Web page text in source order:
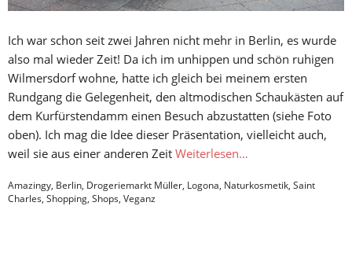
Ich war schon seit zwei Jahren nicht mehr in Berlin, es wurde
also mal wieder Zeit! Da ich im unhippen und schön ruhigen
Wilmersdorf wohne, hatte ich gleich bei meinem ersten
Rundgang die Gelegenheit, den altmodischen Schaukästen auf
dem Kurfürstendamm einen Besuch abzustatten (siehe Foto
oben). Ich mag die Idee dieser Präsentation, vielleicht auch,
weil sie aus einer anderen Zeit Weiterlesen…
Amazingy, Berlin, Drogeriemarkt Müller, Logona, Naturkosmetik, Saint
Charles, Shopping, Shops, Veganz